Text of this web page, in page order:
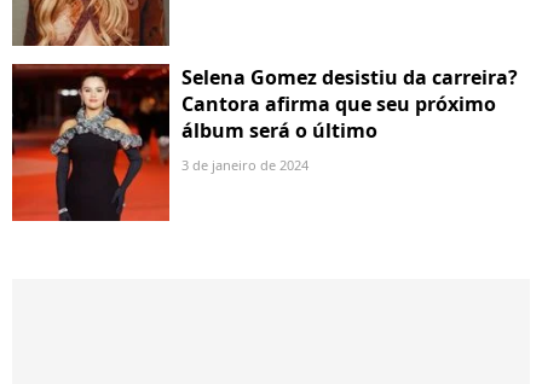
Selena Gomez desistiu da carreira?
Cantora afirma que seu próximo
álbum será o último
3 de janeiro de 2024